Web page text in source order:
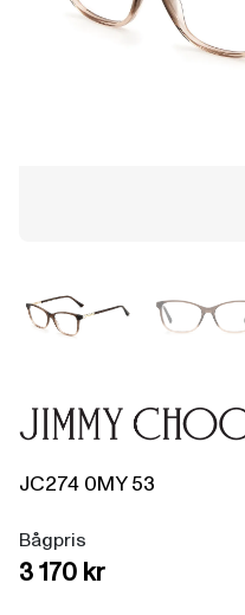
JC274 0MY 53
Bågpris
3 170 kr